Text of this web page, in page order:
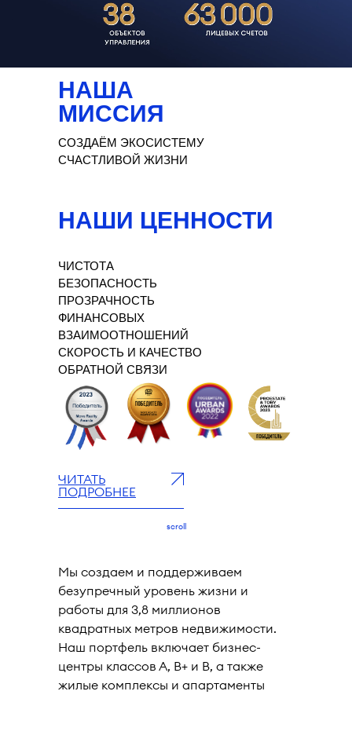
НАША
МИССИЯ
НАШИ ЦЕННОСТИ
СОЗДАЁМ ЭКОСИСТЕМУ
СЧАСТЛИВОЙ ЖИЗНИ
ЧИСТОТА
БЕЗОПАСНОСТЬ
ПРОЗРАЧНОСТЬ
ФИНАНСОВЫХ
ВЗАИМООТНОШЕНИЙ
СКОРОСТЬ И КАЧЕСТВО
ОБРАТНОЙ СВЯЗИ
ЧИТАТЬ
ПОДРОБНЕЕ
scroll
Мы создаем и поддерживаем
безупречный уровень жизни и
работы для 3,8 миллионов
квадратных метров недвижимости.
Наш портфель включает бизнес-
центры классов А, В+ и В, а также
жилые комплексы и апартаменты